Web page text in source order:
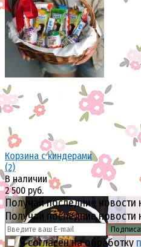
Корзина с киндерами
(2)
В наличии
2 500 руб.
Получай последние новости
Получай последние новости
Я согласен на обработку